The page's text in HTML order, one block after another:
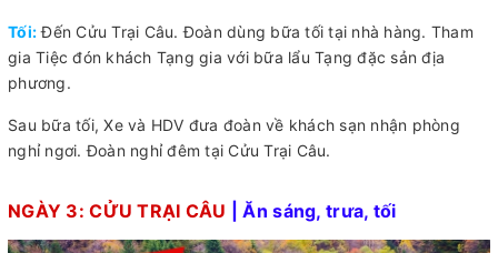
Tối:Đến Cửu Trại Câu. Đoàn dùng bữa tối tại nhà hàng. Tham
gia Tiệc đón khách Tạng gia với bữa lẩu Tạng đặc sản địa
phương.
Sau bữa tối, Xe và HDV đưa đoàn về khách sạn nhận phòng
nghỉ ngơi. Đoàn nghỉ đêm tại Cửu Trại Câu.
NGÀY 3: CỬU TRẠI CÂU | Ăn sáng, trưa, tối